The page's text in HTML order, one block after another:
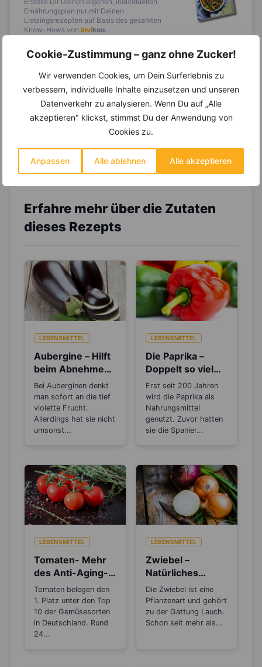
Cookie-Zustimmung – ganz ohne Zucker!
Wir verwenden Cookies, um Dein Surferlebnis zu
verbessern, individuelle Inhalte einzusetzen und unseren
Datenverkehr zu analysieren. Wenn Du auf „Alle
akzeptieren" klickst, stimmst Du der Anwendung von
Cookies zu.
Anpassen Alle ablehnen Alle akzeptieren
Ernährungsplan nur mit Deinen
Lieblingsrezepten auf Basis des gesamten
Know-Hows von invikoo
14.000 Rezepte, autom.
Wochenplaner,
dynamische
Einkaufsliste und noch mehr?
-Mitgliedschaft und erhalte
um Deine Ernährung optimal zu gestalten.
Erfahre mehr über die Zutaten
dieses Rezepts
LEBENSMITTEL
Aubergine – Hilft
beim Abnehmen,
bei Müdigkeit und
Stress
Bei Auberginen denkt
man sofort an die tief
violette Frucht.
Allerdings hat sie nicht
umsonst...
LEBENSMITTEL
Die Paprika –
Doppelt so viel
Vitamin C, wie die
Zitrone
Erst seit 200 Jahren
wird die Paprika als
Nahrungsmittel
genutzt. Zuvor hatten
sie die Spanier...
LEBENSMITTEL
Tomaten- Mehr
des Anti-Aging-
Stoffs Lycopin
durchs
Einkochen?
Tomaten belegen den
1. Platz unter den Top
10 der Gemüsesorten
in Deutschland. Rund
24...
LEBENSMITTEL
Zwiebel –
Natürliches
Antibiotikum und
„Wunder“-
Heilmittel
Die Zwiebel ist eine
Pflanzenart und gehört
zu der Gattung Lauch.
Schon seit mehr als...